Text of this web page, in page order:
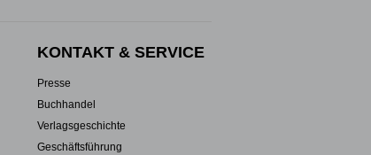
KONTAKT & SERVICE
Presse
Buchhandel
Verlagsgeschichte
Geschäftsführung